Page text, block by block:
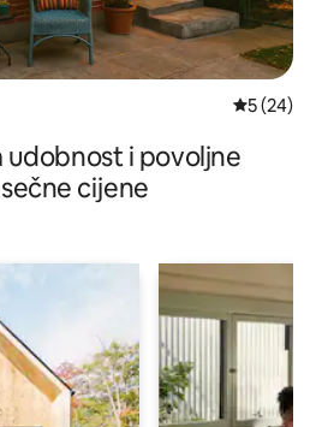
Prosječna
5 (24)
udobnost i povoljne
cijene